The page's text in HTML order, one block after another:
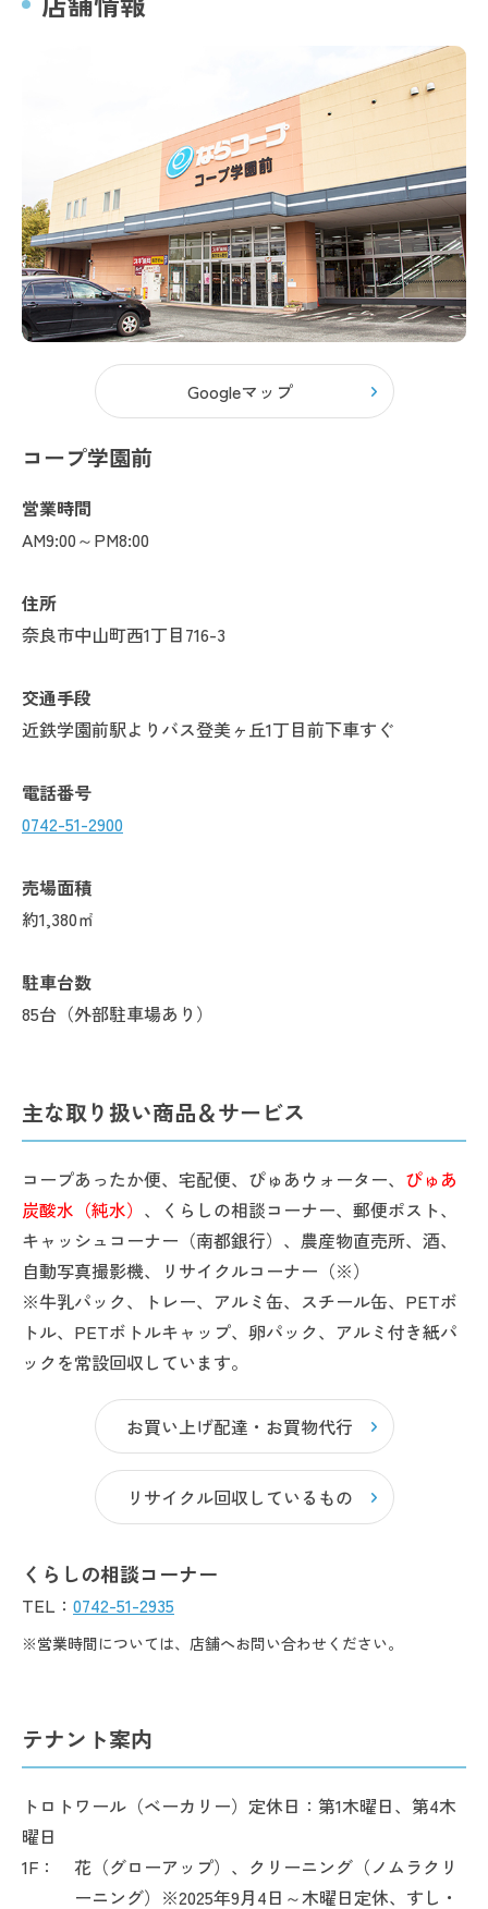
Googleマップ
コープ学園前
営業時間
AM9:00～PM8:00
住所
奈良市中山町西1丁目716-3
交通手段
近鉄学園前駅よりバス登美ヶ丘1丁目前下車すぐ
電話番号
0742-51-2900
売場面積
約1,380㎡
駐車台数
85台（外部駐車場あり）
主な取り扱い商品＆サービス
コープあったか便、宅配便、ぴゅあウォーター、 ぴゅあ
炭酸水（純水） 、くらしの相談コーナー、郵便ポスト、
キャッシュコーナー（南都銀行）、農産物直売所、酒、
自動写真撮影機、リサイクルコーナー（※）
※牛乳パック、トレー、アルミ缶、スチール缶、PETボ
トル、PETボトルキャップ、卵パック、アルミ付き紙パ
ックを常設回収しています。
お買い上げ配達・お買物代行
リサイクル回収しているもの
くらしの相談コーナー
TEL： 0742-51-2935
※営業時間については、店舗へお問い合わせください。
テナント案内
トロトワール（ベーカリー）定休日：第1木曜日、第4木
曜日
1F：
花（グローアップ）、クリーニング（ノムラクリ
ーニング）※2025年9月4日～木曜日定休、すし・